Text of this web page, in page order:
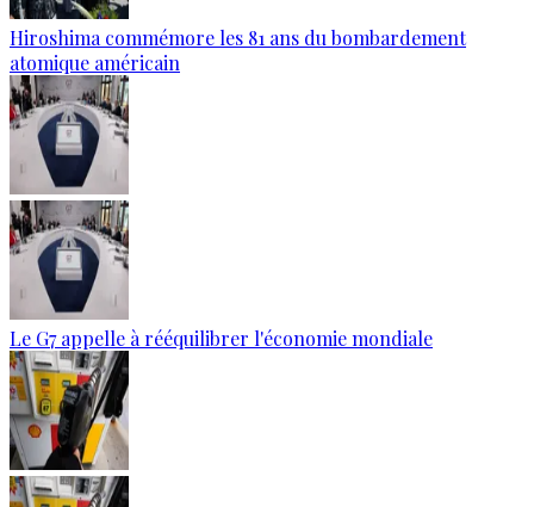
Hiroshima commémore les 81 ans du bombardement
atomique américain
Le G7 appelle à rééquilibrer l'économie mondiale